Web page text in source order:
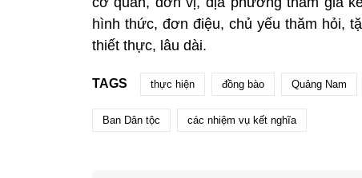
hình thức, đơn điệu, chủ yếu thăm hỏi,
thiết thực, lâu dài.
TAGS thực hiện đồng bào Quảng Nam
Ban Dân tộc các nhiệm vụ kết nghĩa